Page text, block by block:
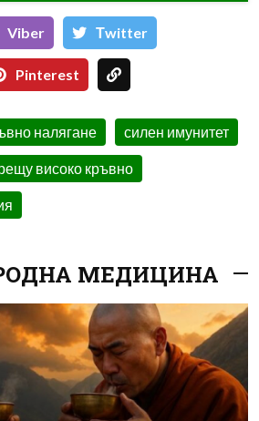
Viber Тwitter
Pinterest
налягане силен имунитет
високо кръвно
МЕДИЦИНА